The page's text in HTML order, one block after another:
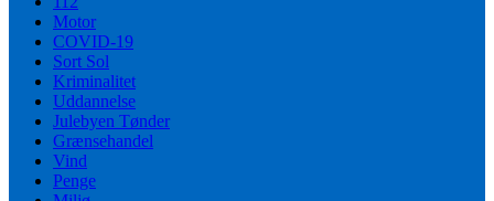
Motor
COVID-19
Sort Sol
Kriminalitet
Uddannelse
Julebyen Tønder
Grænsehandel
Vind
Penge